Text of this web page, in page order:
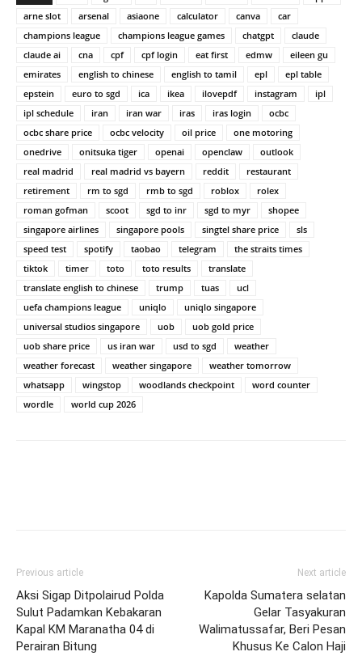
arne slot
arsenal asiaone calculator canva
car
champions league
champions league games chatgpt
claude
claude ai
cna cpf cpf login eat first edmw
eileen gu
emirates
english to chinese english to tamil epl
epl table
epstein
euro to sgd ica ikea ilovepdf instagram
ipl
ipl schedule
iran iran war iras iras login
ocbc
ocbc share price
ocbc velocity oil price
one motoring
onedrive
onitsuka tiger openai openclaw
outlook
real madrid
real madrid vs bayern reddit
restaurant
retirement
rm to sgd rmb to sgd roblox
rolex
roman gofman
scoot sgd to inr sgd to myr
shopee
singapore airlines
singapore pools singtel share price
sls
speed test
spotify taobao telegram
the straits times
tiktok
timer toto toto results
translate
translate english to chinese
trump tuas
ucl
uefa champions league
uniqlo
uniqlo singapore
universal studios singapore
uob
uob gold price
uob share price
us iran war usd to sgd
weather
weather forecast
weather singapore
weather tomorrow
whatsapp
wingstop woodlands checkpoint
word counter
wordle
world cup 2026
Previous article
Aksi Sigap Ditpolairud Polda
Sulut Padamkan Kebakaran
Kapal KM Maranatha 04 di
Perairan Bitung
Next article
Kapolda Sumatera selatan
Gelar Tasyakuran
Walimatussafar, Beri Pesan
Khusus Ke Calon Haji